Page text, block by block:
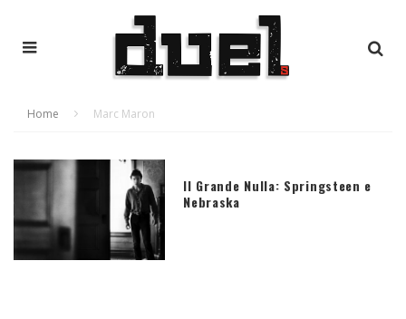
Home Marc Maron
Il Grande Nulla: Springsteen e
Nebraska